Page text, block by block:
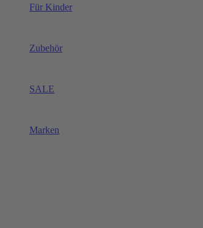
Für Kinder
Zubehör
SALE
Marken